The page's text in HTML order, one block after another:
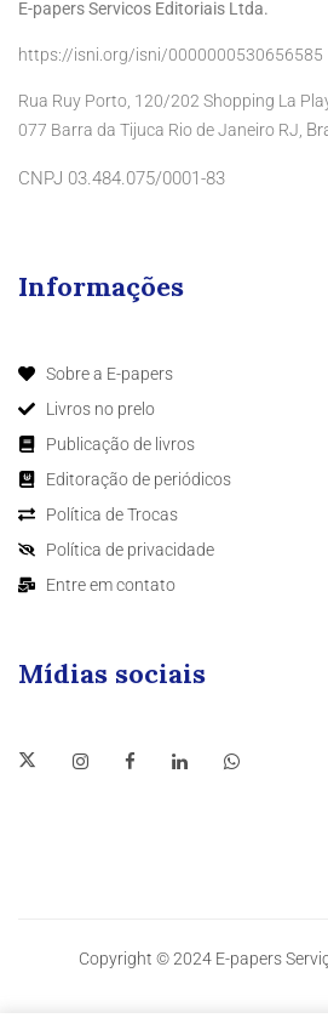
E-papers Servicos Editoriais Ltda.
https://isni.org/isni/0000000530656585
Rua Ruy Porto, 120/202 Shopping La
077 Barra da Tijuca Rio de Janeiro RJ,
CNPJ 03.484.075/0001-83
Informações
Sobre a E-papers
Livros no prelo
Publicação de livros
Editoração de periódicos
Política de Trocas
Política de privacidade
Entre em contato
Mídias sociais
Copyright © 2024 E-papers